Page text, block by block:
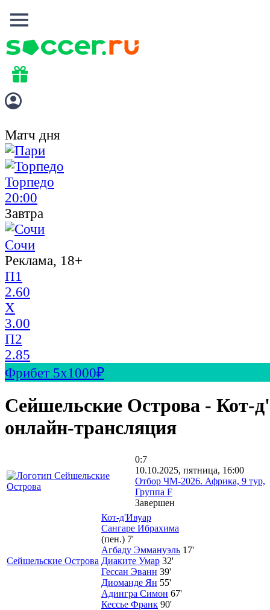
Матч дня
Торпедо
20:00
Завтра
Сочи
Реклама, 18+
П1
2.60
X
3.00
П2
2.85
Фрибет 5х1000₽
Сейшельские Острова - Кот-
онлайн-трансляция
0:7
10.10.2025, пятница, 16:00
Отбор ЧМ-2026. Африка, 9 тур,
Группа F
Завершен
Сейшельские Острова
Кот-д'Ивуар
Сангаре Ибрахима
(пен.) 7'
Агбаду Эммануэль 17'
Диаките Умар 32'
Гессан Эванн 39'
Диоманде Ян 55'
Адингра Симон 67'
Кессье Франк 90'